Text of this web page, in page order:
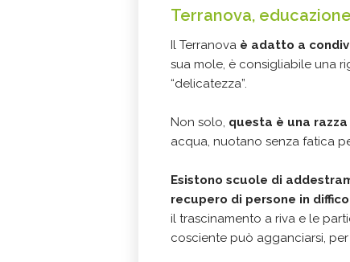
Terranova, educazione
Il Terranova è adatto a
sua mole, è consigliabile una
“delicatezza”.
Non solo, questa è una razza
acqua, nuotano senza fatica
Esistono scuole di
recupero di persone in
il trascinamento a riva e le
cosciente può agganciarsi,